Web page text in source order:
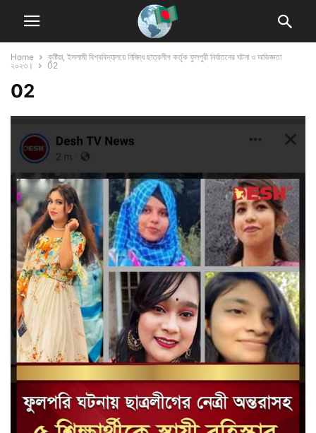
Home
কুষ্টিয়া, ইসলামী বিশ্ববিদ্যালয়ে নিষিদ্ধ ছাত্রলীগ কর্তৃক ফুলপুরী নির্যাতনের ঘটনা ও অভিজ্ঞতা
২০২৩।
02
02